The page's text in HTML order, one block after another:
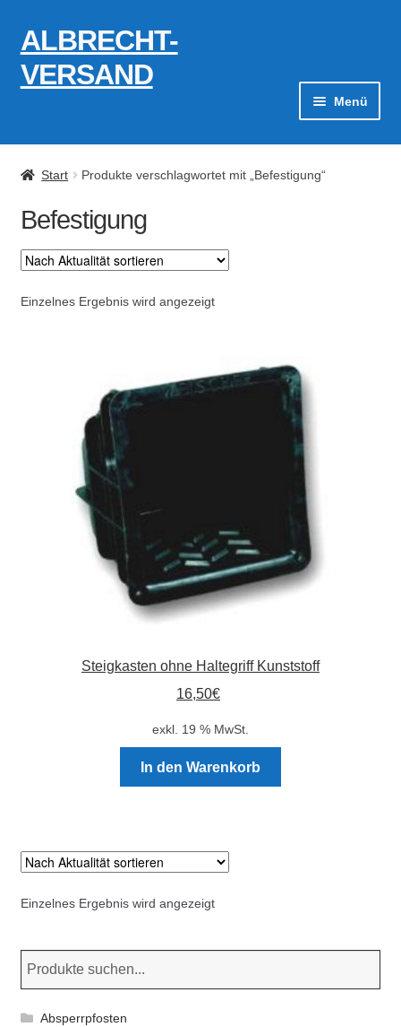
Zur
Navigation
springen
Zum
Inhalt
springen
ALBRECHT-
VERSAND
Menü
Zahlungsarten
Widerrufsbelehrung
Absperrpfosten
Arbeitskleidung
Baulampen
Baustellenbedarf
Funkenfreies Werkzeug
Neuheiten
Rohrauslassgitter
Schachtzubehör
Start Produkte verschlagwortet mit „Befestigung“
Befestigung
Einzelnes Ergebnis wird angezeigt
Steigkasten ohne Haltegriff Kunststoff
16,50€
exkl. 19 % MwSt.
In den Warenkorb
Einzelnes Ergebnis wird angezeigt
Absperrpfosten